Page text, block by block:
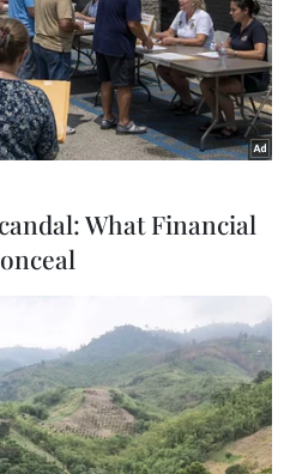
trong ngày
Nhất
với tấm băng đội trưởng trên
What Financial